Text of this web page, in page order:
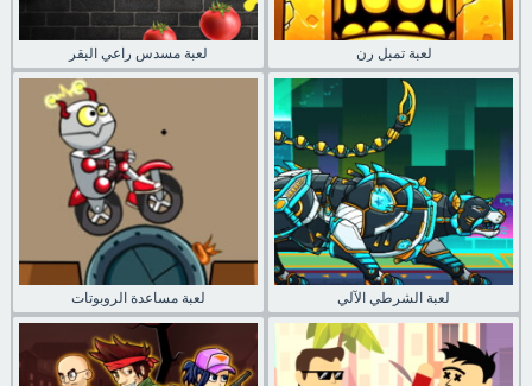
لعبة مسدس راعي البقر لعبة تمبل رن
لعبة مساعدة الروبوتات لعبة الشرطي الآلي